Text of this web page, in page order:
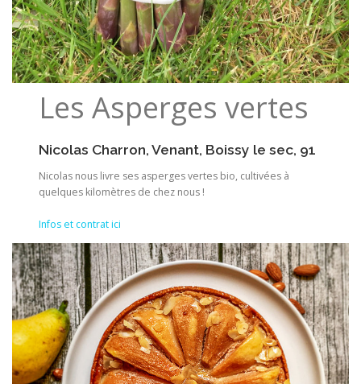
Les Asperges vertes
Nicolas Charron, Venant, Boissy le sec, 91
Nicolas nous livre ses asperges vertes bio, cultivées à
quelques kilomètres de chez nous !
Infos et contrat ici